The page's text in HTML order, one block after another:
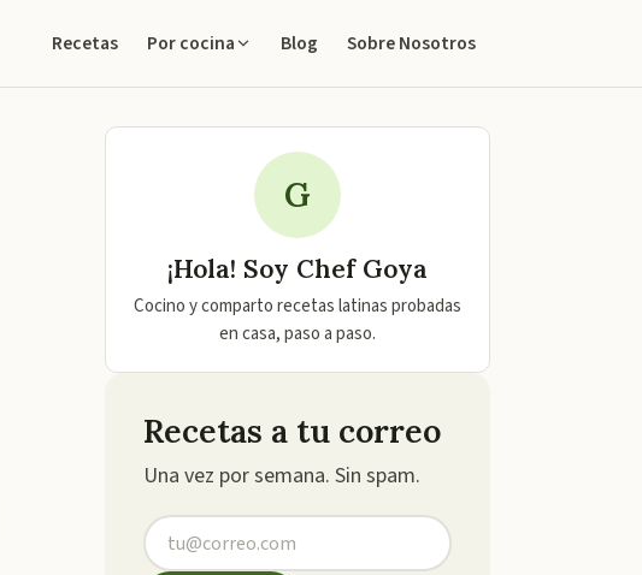
Recetas Por cocina Blog Sobre Nosotros
G
¡Hola! Soy Chef Goya
Cocino y comparto recetas latinas probadas
en casa, paso a paso.
Recetas a tu correo
Una vez por semana. Sin spam.